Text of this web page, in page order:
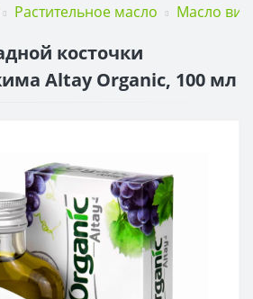
Растительное масло Масло
косточки
Altay Organic, 100 мл